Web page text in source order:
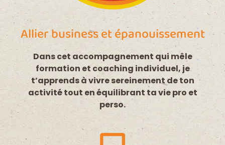
Allier business et épanouissement
Dans cet accompagnement qui mêle
formation et coaching individuel, je
t’apprends à vivre sereinement de ton
activité tout en équilibrant ta vie pro et
perso.